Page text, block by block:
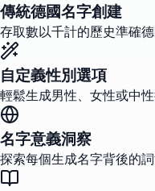
傳統德國名字創建
存取數以千計的歷史準確
自定義性別選項
輕鬆生成男性、女性或中
名字意義洞察
探索每個生成名字背後的